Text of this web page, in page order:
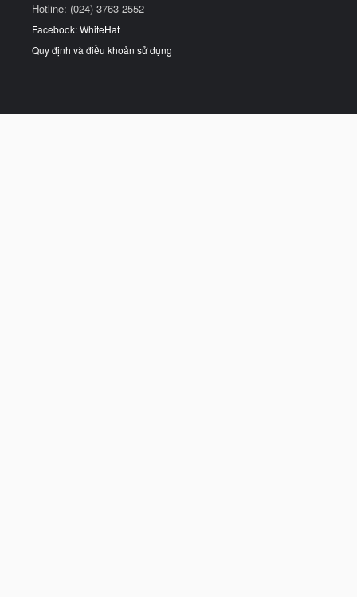
Hotline: (024) 3763 2552
Facebook: WhiteHat
Quy định và điều khoản sử dụng